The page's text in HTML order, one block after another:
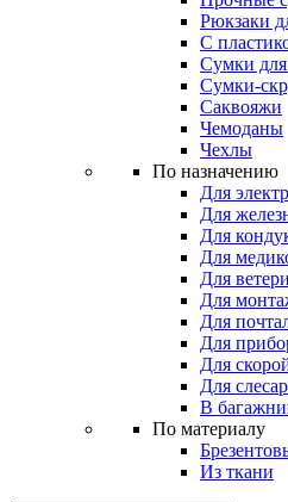
Рюкзаки
С
Сумки
Сумки-
Саквояжи
Чемоданы
Чехлы
По назначению
Для
Для
Для
Для
Для
Для
Для
Для
Для
Для
В
По материалу
Из ткани